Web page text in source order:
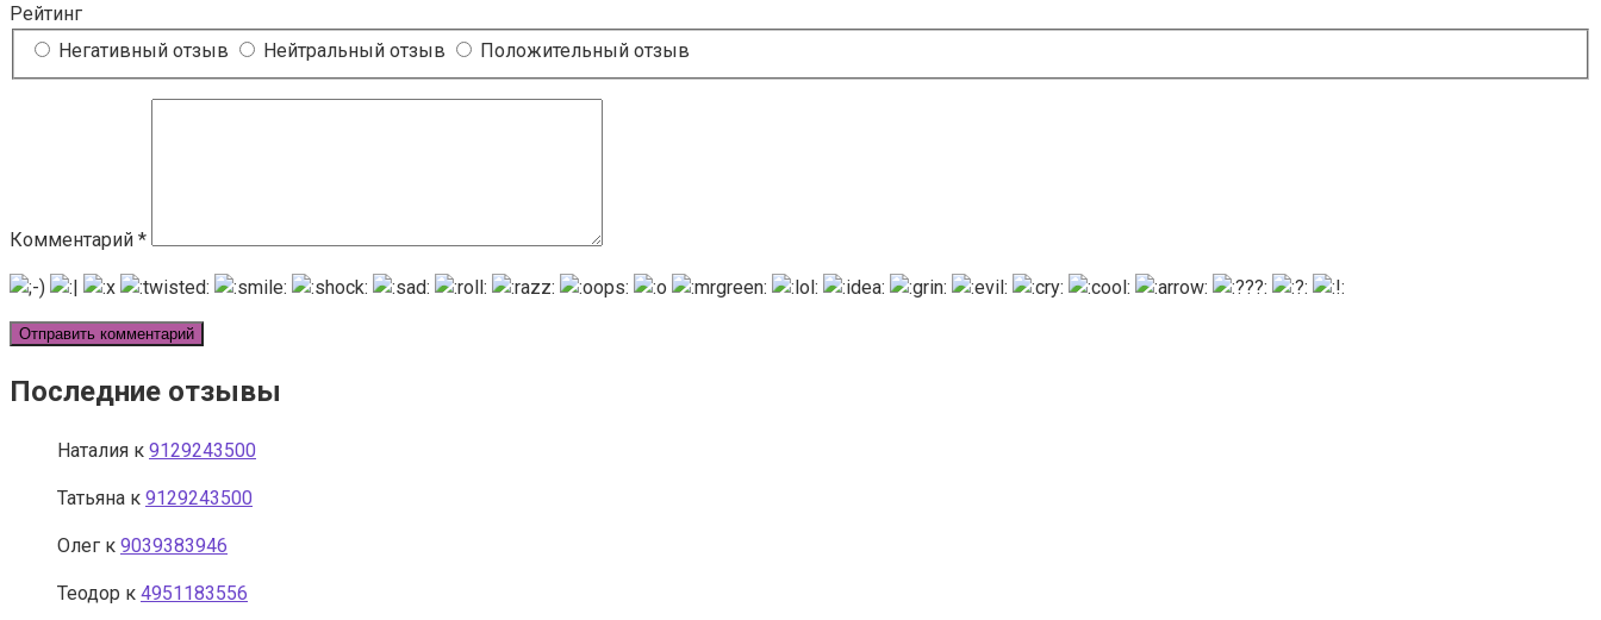
Рейтинг
Негативный отзыв
Нейтральный отзыв Положительный отзыв
Комментарий *
Последние отзывы
Наталия к 9129243500
Татьяна к 9129243500
Олег к 9039383946
Теодор к 4951183556